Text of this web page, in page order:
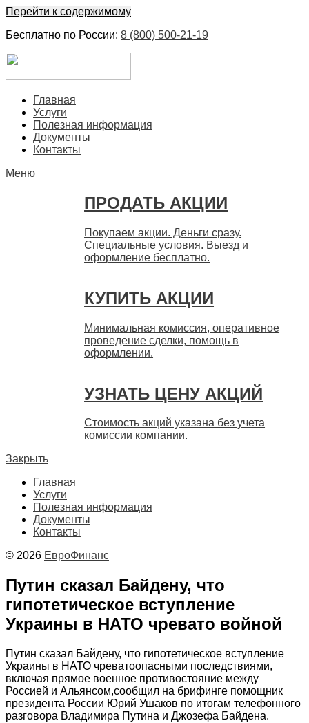
Перейти к содержимому
Бесплатно по России: 8 (800) 500-21-19
БыстроГлавная
Услуги
Полезная информация
Документы
Контакты
Меню
ПРОДАТЬ АКЦИИ
Покупаем акции. Деньги сразу.
Специальные условия. Выезд и
оформление бесплатно.
КУПИТЬ АКЦИИ
Минимальная комиссия, оперативное
проведение сделки, помощь в
оформлении.
УЗНАТЬ ЦЕНУ АКЦИЙ
Стоимость акций указана без учета
комиссии компании.
Закрыть
Главная
Услуги
Полезная информация
Документы
Контакты
© 2026 ЕвроФинанс
Путин сказал Байдену, что
гипотетическое вступление
Украины в НАТО чревато войной
Путин сказал Байдену, что гипотетическое вступление
Украины в НАТО чреватоопасными последствиями,
включая прямое военное противостояние между
Россией и Альянсом,сообщил на брифинге помощник
президента России Юрий Ушаков по итогам телефонного
разговора Владимира Путина и Джозефа Байдена.